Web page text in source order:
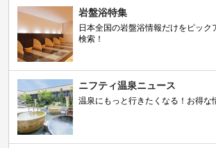
岩盤浴特集
日本全国の岩盤浴情報だけをピック
検索！
ニフティ温泉ニュース
温泉にもっと行きたくなる！お得な